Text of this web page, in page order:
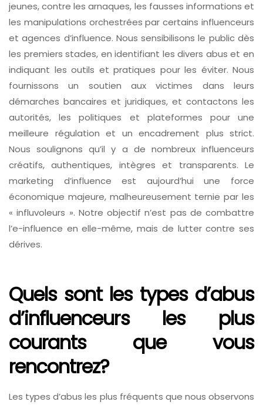
jeunes, contre les arnaques, les fausses informations et
les manipulations orchestrées par certains influenceurs
et agences d’influence. Nous sensibilisons le public dès
les premiers stades, en identifiant les divers abus et en
indiquant les outils et pratiques pour les éviter. Nous
fournissons un soutien aux victimes dans leurs
démarches bancaires et juridiques, et contactons les
autorités, les politiques et plateformes pour une
meilleure régulation et un encadrement plus strict.
Nous soulignons qu’il y a de nombreux influenceurs
créatifs, authentiques, intègres et transparents. Le
marketing d’influence est aujourd’hui une force
économique majeure, malheureusement ternie par les
« influvoleurs ». Notre objectif n’est pas de combattre
l’e-influence en elle-même, mais de lutter contre ses
dérives.
Quels sont les types d’abus
d’influenceurs les plus
courants que vous
rencontrez?
Les types d’abus les plus fréquents que nous observons